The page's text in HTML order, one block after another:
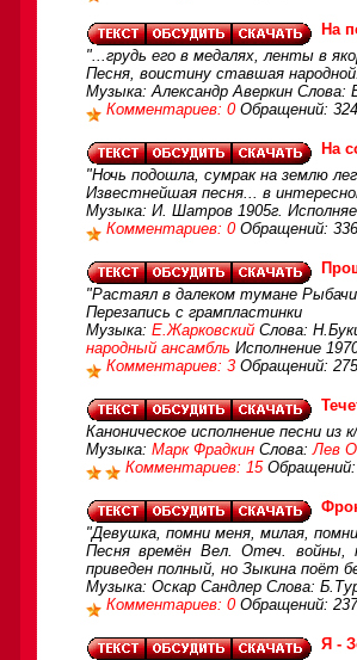
На
"...грудь его в медалях, ленты в
Песня, воистину ставшая
Музыка: Александр Аверкин
Комментариев: 0 Обращений:
На
"Ночь подошла, сумрак на землю
Известнейшая песня... в
Музыка: И. Шатров 1905г.
Комментариев: 0 Обращений:
"Растаял в далеком тумане
Перезапись с грампластинки
Музыка: Е.Жарковский Слова:
народный ансамбль Исполнение
Комментариев: 3 Обращений:
Каноническое исполнение песни из
Музыка: Марк Фрадкин Слова:Лев
Комментариев: 15 Обращений:
"Девушка, помни меня, милая,
Песня времён Вел. Отеч. войны,
приведен полный, но Зыкина поёт
Музыка: Оскар Сандлер Слова:
Комментариев: 0 Обращений:
Я -